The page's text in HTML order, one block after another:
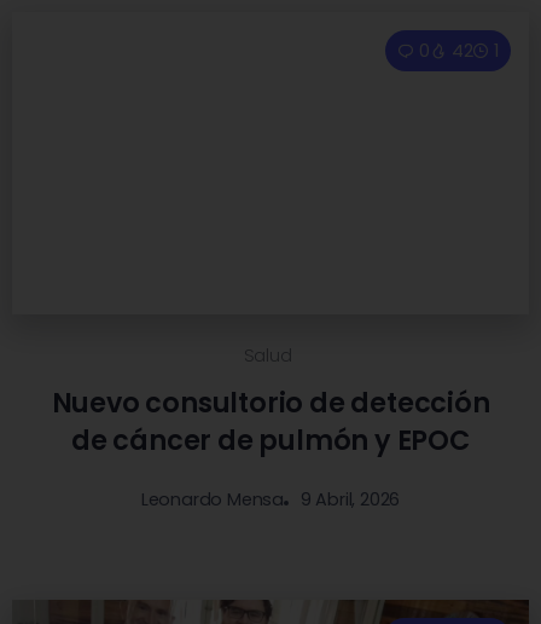
0 42 1
Salud
Nuevo consultorio de detección
de cáncer de pulmón y EPOC
Leonardo Mensa 9 Abril, 2026